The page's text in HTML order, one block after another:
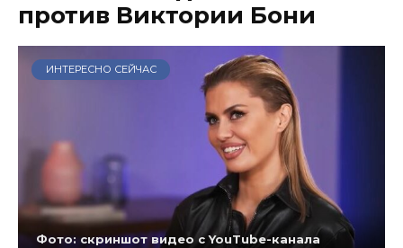
против Виктории Бони
ИНТЕРЕСНО СЕЙЧАС
Фото: скриншот видео с YouTube-канала